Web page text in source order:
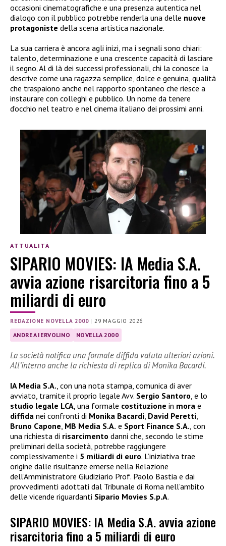
occasioni cinematografiche e una presenza autentica nel
dialogo con il pubblico potrebbe renderla una delle nuove
protagoniste della scena artistica nazionale.
La sua carriera è ancora agli inizi, ma i segnali sono chiari:
talento, determinazione e una crescente capacità di lasciare
il segno. Al di là dei successi professionali, chi la conosce la
descrive come una ragazza semplice, dolce e genuina, qualità
che traspaiono anche nel rapporto spontaneo che riesce a
instaurare con colleghi e pubblico. Un nome da tenere
d’occhio nel teatro e nel cinema italiano dei prossimi anni.
ATTUALITÀ
SIPARIO MOVIES: IA Media S.A.
avvia azione risarcitoria fino a 5
miliardi di euro
REDAZIONE NOVELLA 2000|29 MAGGIO 2026
ANDREA IERVOLINO NOVELLA 2000
La società notifica una formale diffida valuta ulteriori azioni.
All’interno anche la richiesta di replica di Monika Bacardi.
IA Media S.A. , con una nota stampa, comunica di aver
avviato, tramite il proprio legale Avv. Sergio Santoro , e lo
studio legale LCA , una formale costituzione in mora e
diffida nei confronti di Monika Bacardi David Peretti
Bruno Capone MB Media S.A. e Sport Finance S.A. , con
una richiesta di risarcimento danni che, secondo le stime
preliminari della società, potrebbe raggiungere
complessivamente i 5 miliardi di euro. L’iniziativa trae
origine dalle risultanze emerse nella Relazione
dell’Amministratore Giudiziario Prof. Paolo Bastia e dai
provvedimenti adottati dal Tribunale di Roma nell’ambito
delle vicende riguardanti Sipario Movies S.p.A.
SIPARIO MOVIES: IA Media S.A. avvia azione
risarcitoria fino a 5 miliardi di euro